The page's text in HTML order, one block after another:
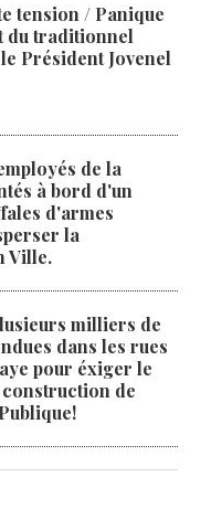
tension / Panique
du traditionnel
Président Jovenel
de la
à bord d'un
d'armes
la
Ville.
milliers de
dans les rues
pour éxiger le
de